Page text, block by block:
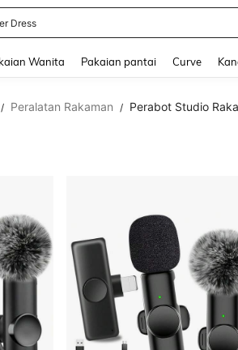
Skirt
Wanita Pakaian pantai Curve
/ Peralatan Rakaman / Perabot Studio